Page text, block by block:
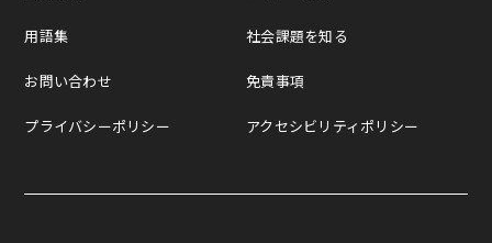
用語集
お問い合わせ
プライバシーポリシー
社会課題を知る
免責事項
アクセシビリティポリシー